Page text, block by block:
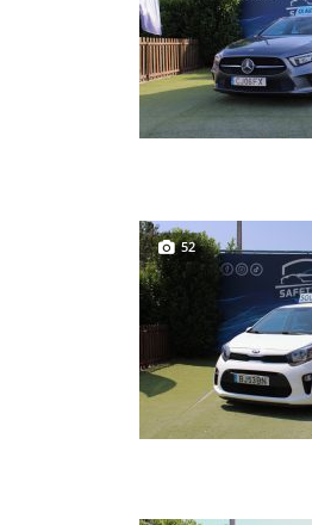
52